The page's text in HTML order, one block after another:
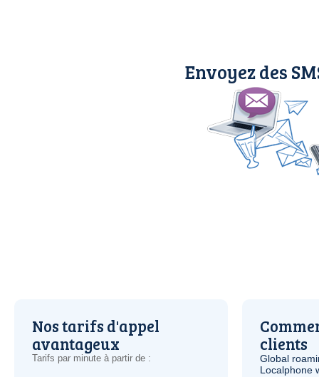
Envoyez des
Nos tarifs d'appel
avantageux
Tarifs par minute à partir de :
clients
Global
Localphone